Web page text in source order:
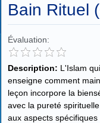
Bain Rituel
Évaluation:
Description: L'Islam
enseigne comment
leçon incorpore la
avec la pureté
aux aspects